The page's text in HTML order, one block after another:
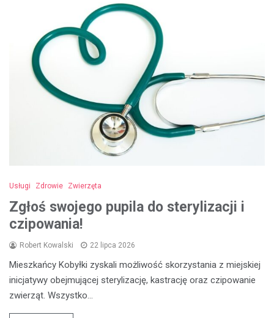
Usługi Zdrowie Zwierzęta
Zgłoś swojego pupila do sterylizacji i
czipowania!
Robert Kowalski 22 lipca 2026
Mieszkańcy Kobyłki zyskali możliwość skorzystania z miejskiej
inicjatywy obejmującej sterylizację, kastrację oraz czipowanie
zwierząt. Wszystko…